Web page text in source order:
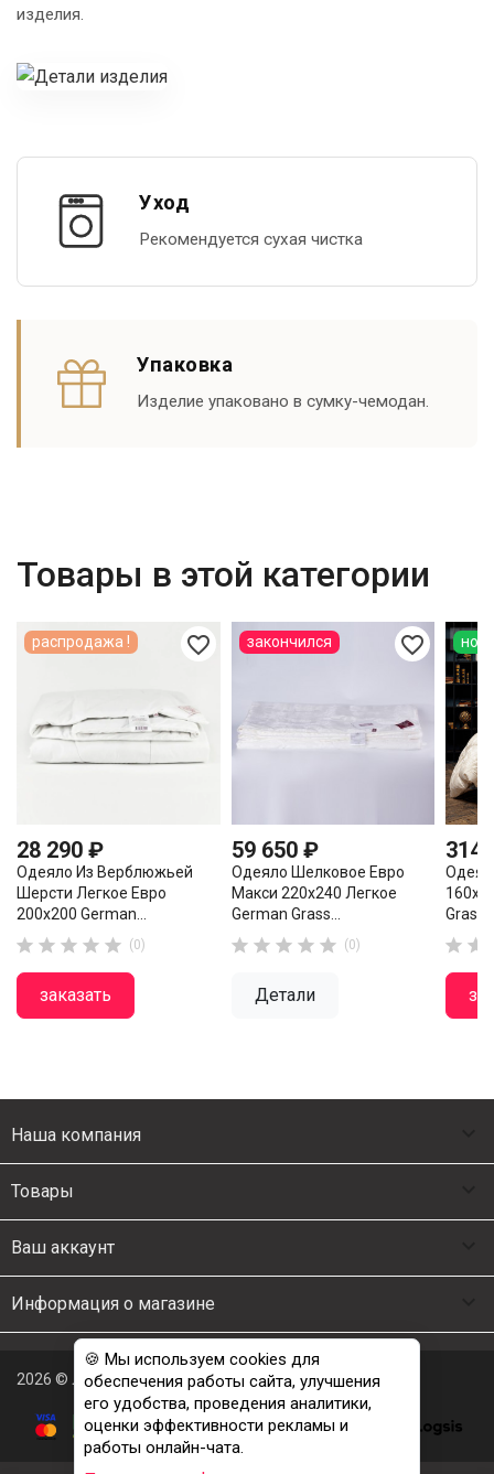
изделия.
Уход
Рекомендуется сухая чистка
Упаковка
Изделие упаковано в сумку-чемодан.
Товары в этой категории
favorite_border
28 290 ₽
Одеяло Из Верблюжьей
Шерсти Легкое Евро
200х200 German...
     (0)
заказать
распродажа ! favorite_border
59 650 ₽
Одеяло Шелковое Евро
Макси 220х240 Легкое
German Grass...
     (0)
Детали
закончился
314
 
Наша компания
Товары
Ваш аккаунт
Информация о магазине
2026 © Люкс Постель
🍪 Мы используем cookies для
обеспечения работы сайта, улучшения
его удобства, проведения аналитики,
оценки эффективности рекламы и
работы онлайн-чата.